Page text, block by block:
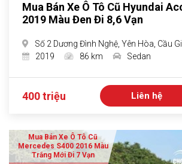
Mua Bán Xe Ô Tô Cũ Hyundai
2019 Màu Đen Đi 8,6 Vạn
Số 2 Dương Đình Nghệ, Yên Hòa, Cầu
2019
86 km Sedan
400 triệu Liên hệ
Mua Bán Xe Ô Tô Cũ
Mercedes S400 2016 Màu
Trắng Mới Đi 7 Vạn